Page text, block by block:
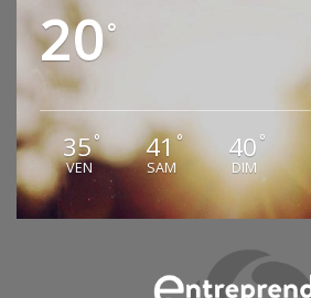
20°
35°
VEN
41°
SAM
40 °
DIM